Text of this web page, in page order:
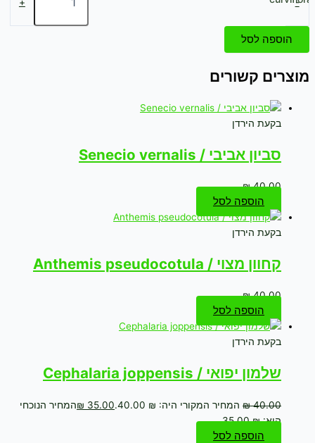
-
+
הוספה לסל
מוצרים קשורים
בקעת הירדן
סביון אביבי / Senecio vernalis
₪40.00
הוספה לסל
בקעת הירדן
קחוון מצוי / Anthemis pseudocotula
₪40.00
הוספה לסל
בקעת הירדן
שלמון יפואי / Cephalaria joppensis
₪40.00 המחיר המקורי היה: ₪ 40.00. ₪ 35.00
המחיר הנוכחי
הוא: ₪ 35.00.
הוספה לסל